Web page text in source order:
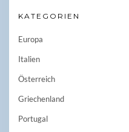
KATEGORIEN
Europa
Italien
Österreich
Griechenland
Portugal